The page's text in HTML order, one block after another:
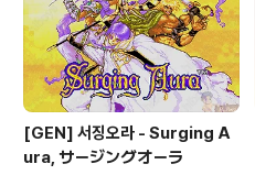
[GEN] 서징오라 - Surging A
ura, サージングオーラ